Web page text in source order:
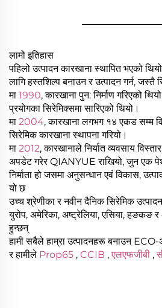
लामो इतिहास
पहिलो उत्पादन कारखाना स्थापित भएको थियो
लागि हस्तशिल्प बनाउन र उत्पादन गर्न, जस्तै
मा 1990, कारखाना पुन: निर्माण गरिएको
प्रयोगका सिरेमिक्समा सारिएको थियो।
मा 2004, कारखाना लगभग १४ एकड सम्म
सिरेमिक कारखाना स्थापना गरियो।
मा 2012, कारखानाले निर्यात व्यवसाय
अपडेट गरेर QIANYUE राखियो, जुन एक
निर्माता हो जसमा अनुसन्धान एवं विकास,
यो छ
उच्च श्रेणीका र नवीन दैनिक सिरेमिक
युरोप, अमेरिका, अष्ट्रेलिया, एसिया, हङकङ र
हुन्छन्
हामी सबैले हाम्रा उत्पादनहरू बनाउन ECO-
र हामीले Prop65 , CCIB , एलएफजीबी ,